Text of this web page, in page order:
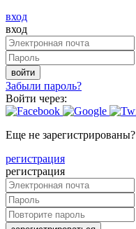
вход
вход
войти
Забыли пароль?
Войти через:
Еще не зарегистрированы?
регистрация
регистрация